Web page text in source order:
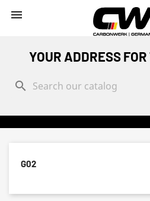

YOUR ADDRESS
search
G02